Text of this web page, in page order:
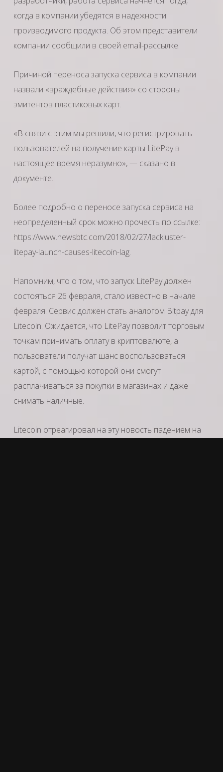
когда в компании убедятся в надежности
производимого продукта. Об этом представители
компании сообщили в своей email-рассылке.
Причиной переноса запуска сервиса в компании
назвали «враждебные действия» со стороны
эмитентов пластиковых карт.
«В связи с этим мы решили, что регистрировать
пользователей на получение карты LitePay в
настоящее время неразумно», — сказано в
документе.
Более подробно о переносе запуска сервиса на
неопределенный срок можно прочесть по ссылке:
https://www.newsbtc.com/2018/02/27/lackluster-
litepay-launch-causes-litecoin-lag.
Напомним, что о том, что запуск LitePay должен
состояться 26 февраля, стало известно в начале
февраля. Сервис должен стать аналогом Bitpay для
Litecoin. Ожидается, что LitePay позволит торговым
точкам принимать оплату в криптовалюте, а
пользователи получат шанс воспользоваться
картой, с помощью которой они смогут
расплачиваться за покупки в магазинах и даже
снимать наличные.
Litecoin отреагировал на эту новость падением на